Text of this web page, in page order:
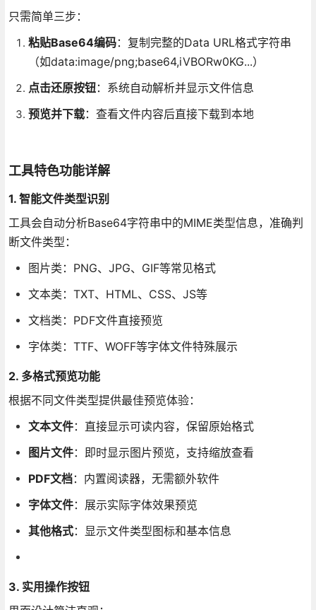
只需简单三步：
粘贴Base64编码：复制完整的Data URL格式字符串
（如data:image/png;base64,iVBORw0KG...）
点击还原按钮：系统自动解析并显示文件信息
预览并下载：查看文件内容后直接下载到本地
工具特色功能详解
1. 智能文件类型识别
工具会自动分析Base64字符串中的MIME类型信息，准确判
断文件类型：
图片类：PNG、JPG、GIF等常见格式
文本类：TXT、HTML、CSS、JS等
文档类：PDF文件直接预览
字体类：TTF、WOFF等字体文件特殊展示
2. 多格式预览功能
根据不同文件类型提供最佳预览体验：
文本文件：直接显示可读内容，保留原始格式
图片文件：即时显示图片预览，支持缩放查看
PDF文档：内置阅读器，无需额外软件
字体文件：展示实际字体效果预览
其他格式：显示文件类型图标和基本信息
3. 实用操作按钮